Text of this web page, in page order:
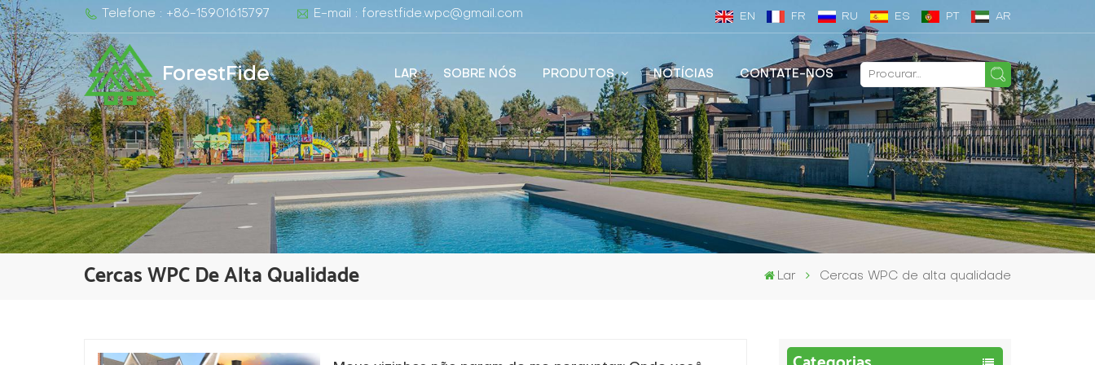
Telefone : +86-15901615797 E-mail : forestfide.wpc@gmail.com EN FR RU ES PT AR
ForestFide LAR SOBRE NÓS PRODUTOS NOTÍCIAS CONTATE-NOS
Cercas WPC De Alta Qualidade Lar Cercas WPC de alta qualidade